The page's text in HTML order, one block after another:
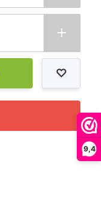
9,4